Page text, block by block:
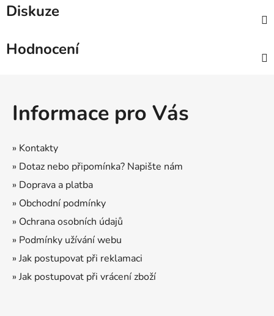
Diskuze
Hodnocení
Informace pro Vás
» Kontakty
» Dotaz nebo připomínka? Napište nám
» Doprava a platba
» Obchodní podmínky
» Ochrana osobních údajů
» Podmínky užívání webu
» Jak postupovat při reklamaci
» Jak postupovat při vrácení zboží